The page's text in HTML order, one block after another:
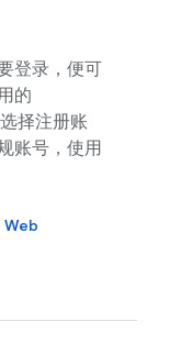
登录，便可
的
择注册账
账号，使用
Web